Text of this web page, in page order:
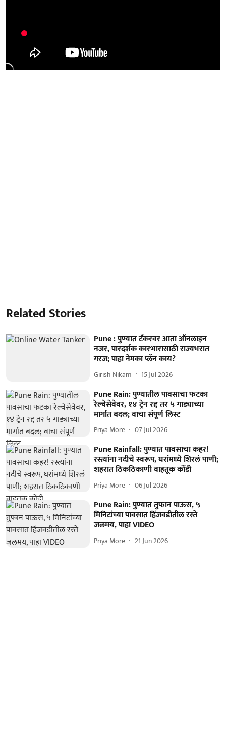
Related Stories
Pune : पुण्यात टँकरवर आता ऑनलाइन
नजर, पारदर्शक कारभारासाठी राज्यभरात
गरज; पाहा नेमका प्लॅन काय?
Girish Nikam 15 Jul 2026
Pune Rain: पुण्यातील पावसाचा फटका
रेल्वेसेवेवर, १४ ट्रेन रद्द तर ५ गाड्याच्या
मार्गात बदल; वाचा संपूर्ण लिस्ट
Priya More 07 Jul 2026
Pune Rainfall: पुण्यात पावसाचा कहर!
रस्त्यांना नदीचे स्वरूप, घरांमध्ये शिरलं पाणी;
शहरात ठिकठिकाणी वाहतूक कोंडी
Priya More 06 Jul 2026
Pune Rain: पुण्यात तुफान पाऊस, ५
मिनिटांच्या पावसात हिंजवडीतील रस्ते
जलमय, पाहा VIDEO
Priya More 21 Jun 2026